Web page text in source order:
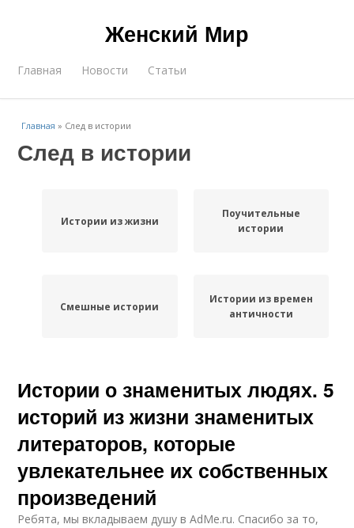
Женский Мир
Главная Новости Статьи
Главная » След в истории
След в истории
Истории из жизни
Поучительные
истории
Смешные истории
Истории из времен
античности
Истории о знаменитых людях. 5
историй из жизни знаменитых
литераторов, которые
увлекательнее их собственных
произведений
Ребята, мы вкладываем душу в AdMe.ru. Cпасибо за то,